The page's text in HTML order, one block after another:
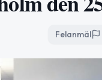
Felanmäl